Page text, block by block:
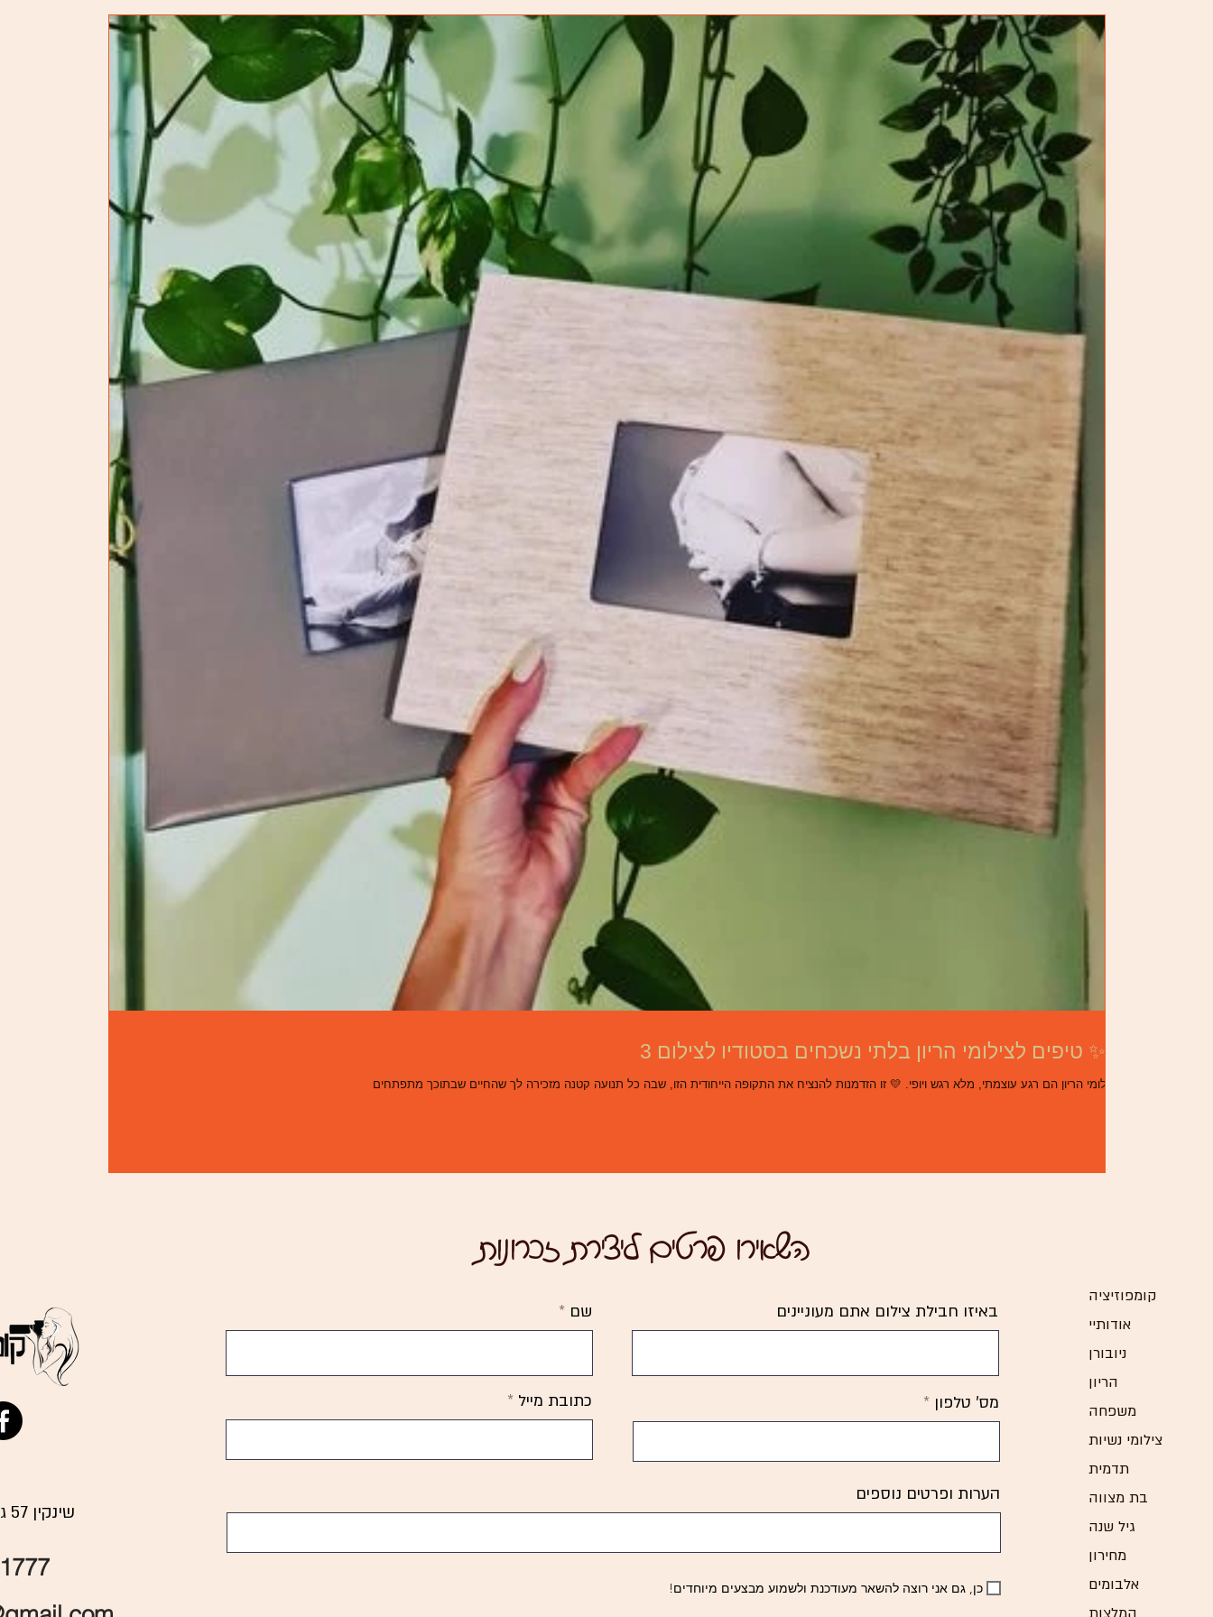
3 טיפים לצילומי הריון בלתי נשכחים בסטודיו לצילום ✨📸
שינקין 57 גבעתיים
השאירו פרטים ליצירת זכרונות
שם
כתובת מייל
באיזו חבילת צילום אתם מעוניינים
מס' טלפון
הערות ופרטים נוספים
כן, גם אני רוצה להשאר מעודכנת ולשמוע מבצעים מיוחדים!
קומפוזיציה
אודותיי
ניובורן
הריון
משפחה
צילומי נשיות
תדמית
בת מצווה
גיל שנה
מחירון
אלבומים